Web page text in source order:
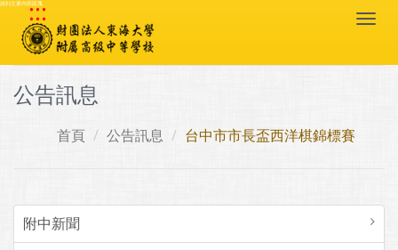
跳到主要內容區塊
:::
公告訊息
首頁 公告訊息 台中市市長盃西洋棋錦標賽
附中新聞